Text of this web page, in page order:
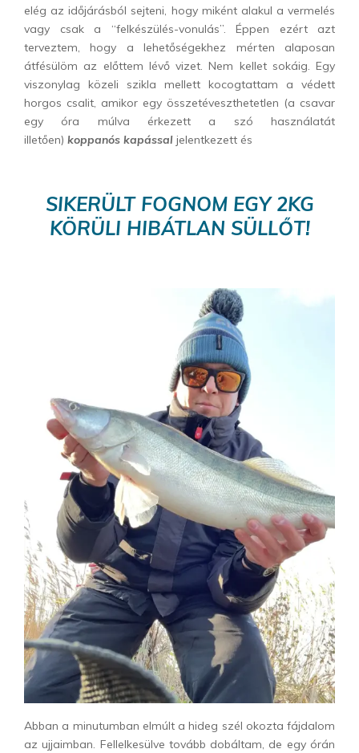
elég az időjárásból sejteni, hogy miként alakul a vermelés
vagy csak a “felkészülés-vonulás”. Éppen ezért azt
terveztem, hogy a lehetőségekhez mérten alaposan
átfésülöm az előttem lévő vizet. Nem kellet sokáig. Egy
viszonylag közeli szikla mellett kocogtattam a védett
horgos csalit, amikor egy összetéveszthetetlen (a csavar
egy óra múlva érkezett a szó használatát
illetően) koppanós kapással jelentkezett és
SIKERÜLT FOGNOM EGY 2KG
KÖRÜLI HIBÁTLAN SÜLLŐT!
Abban a minutumban elmúlt a hideg szél okozta fájdalom
az ujjaimban. Fellelkesülve tovább dobáltam, de egy órán